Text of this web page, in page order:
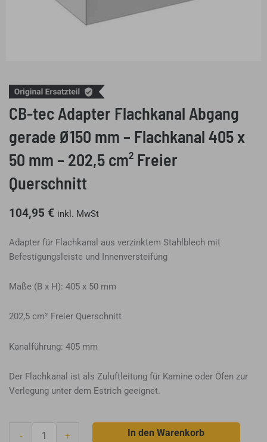
CB-tec Adapter Flachkanal Abgang
gerade Ø150 mm – Flachkanal 405 x
50 mm – 202,5 cm² Freier
Querschnitt
104,95 € inkl. MwSt
Adapter für Flachkanal aus verzinktem Stahlblech mit
Befestigungsleiste und Innenversteifung
Maße (B x H): 405 x 50 mm
202,5 cm² Freier Querschnitt
Kanalführung: 405 mm
Der Flachkanal ist als Zuluftleitung für Kamine oder Öfen zur
Verlegung unter dem Estrich geeignet.
- + In den Warenkorb